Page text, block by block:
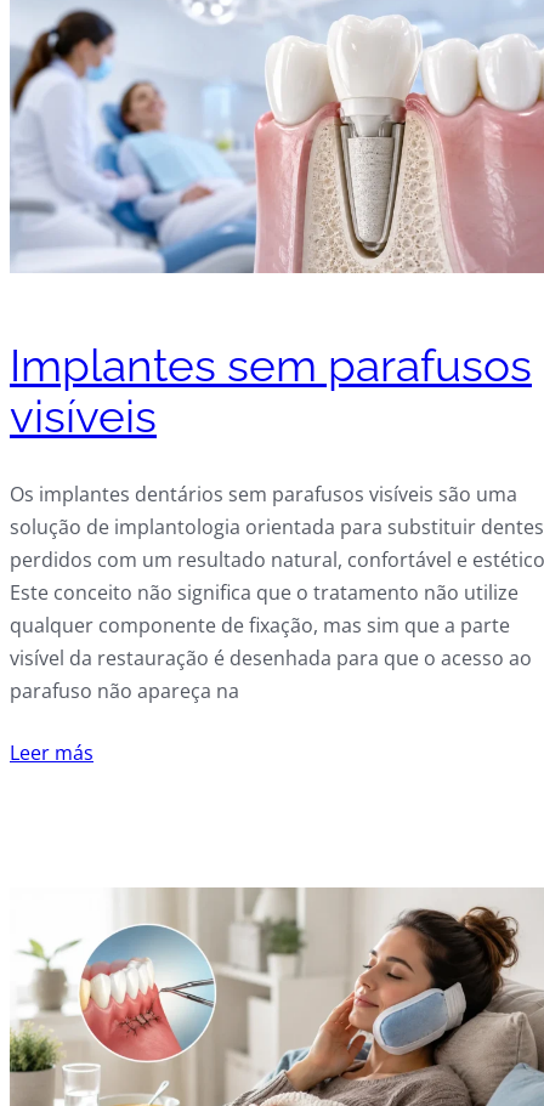
Implantes sem parafusos
visíveis
Os implantes dentários sem parafusos visíveis são uma
solução de implantologia orientada para substituir dentes
perdidos com um resultado natural, confortável e
Este conceito não significa que o tratamento não utilize
qualquer componente de fixação, mas sim que a parte
visível da restauração é desenhada para que o acesso ao
parafuso não apareça na
Leer más